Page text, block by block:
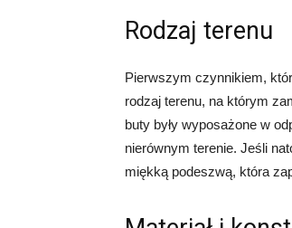
Rodzaj terenu
Pierwszym czynnikiem,
rodzaj terenu, na którym
buty były wyposażone w
nierównym terenie. Jeśli
miękką podeszwą, która